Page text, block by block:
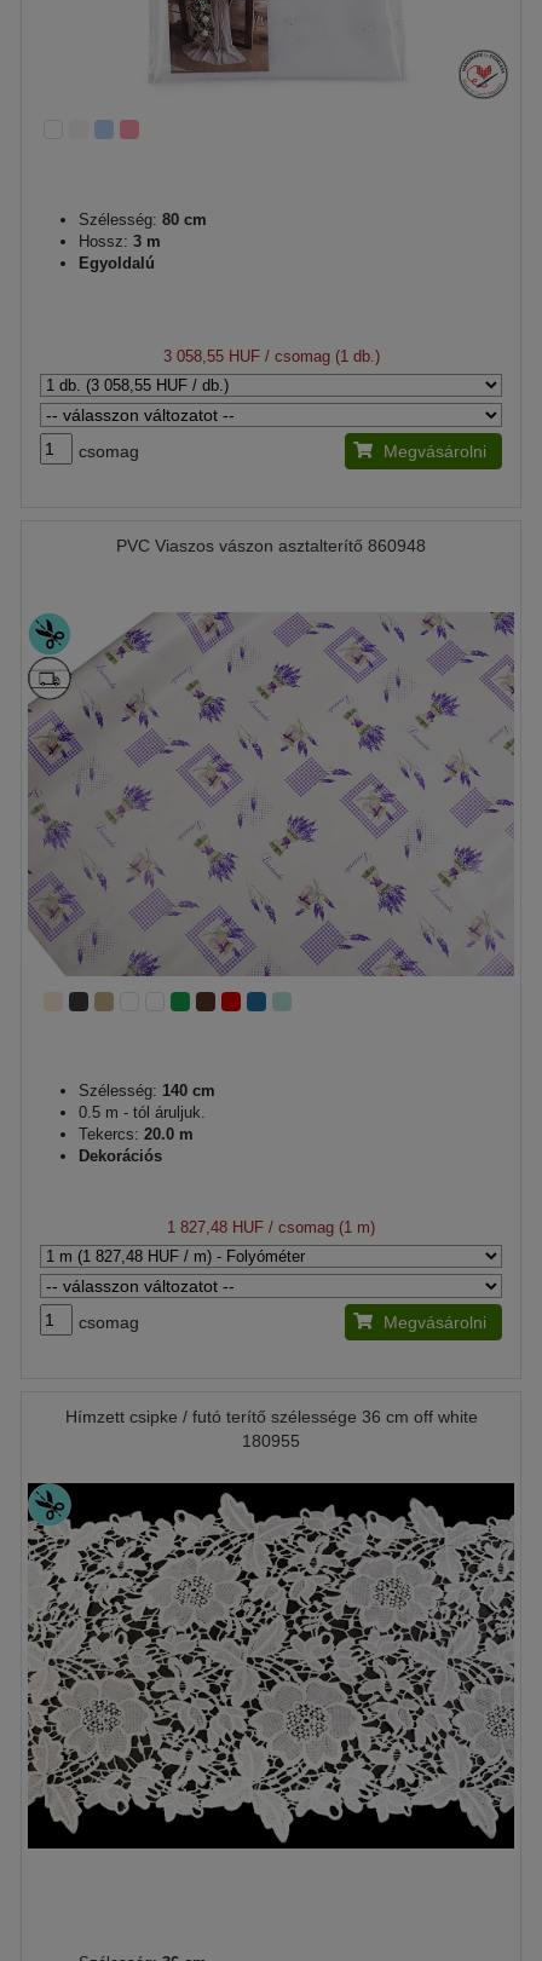
Szélesség: 80 cm
Hossz: 3 m
Egyoldalú
3 058,55 HUF/ csomag (1 db.)
csomag Megvásárolni
PVC Viaszos vászon asztalterítő 860948
Szélesség: 140 cm
0.5 m - tól áruljuk.
Tekercs: 20.0 m
Dekorációs
1 827,48 HUF / csomag (1 m)
csomag Megvásárolni
Hímzett csipke / futó terítő szélessége 36 cm off white
180955